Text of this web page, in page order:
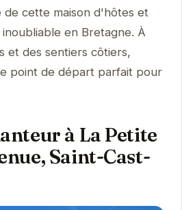
de cette maison d'hôtes et
en Bretagne. À
et des sentiers côtiers,
point de départ parfait pour
à La Petite
Saint-Cast-